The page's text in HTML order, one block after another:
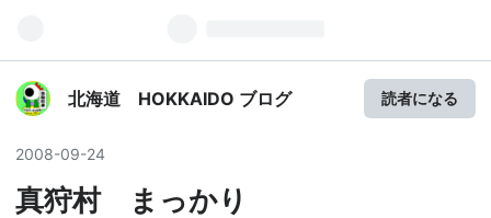
北海道 HOKKAIDO ブログ 読者になる
2008-09-24
真狩村 まっかり